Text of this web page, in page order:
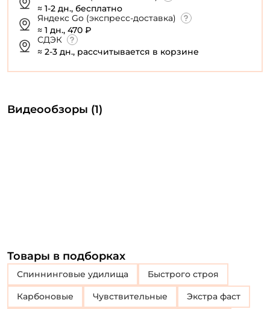
≈ 1-2 дн., бесплатно
Яндекс Go (экспресс-доставка)
≈ 1 дн., 470 ₽
СДЭК
≈ 2-3 дн., рассчитывается в корзине
Видеообзоры (1)
Товары в подборках
Спиннинговые удилища Быстрого строя
Карбоновые Чувствительные Экстра фаст